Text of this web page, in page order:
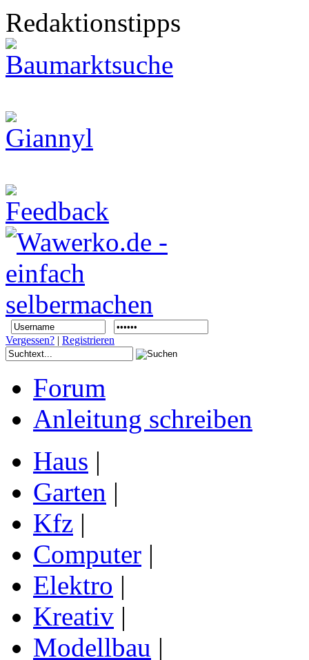
Redaktionstipps
Vergessen? | Registrieren
Forum
Anleitung schreiben
Haus |
Garten |
Kfz |
Computer |
Elektro |
Kreativ |
Modellbau |